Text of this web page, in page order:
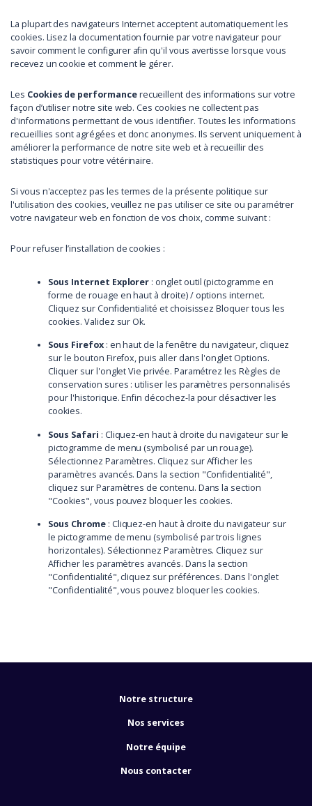
La plupart des navigateurs Internet acceptent automatiquement les
cookies. Lisez la documentation fournie par votre navigateur pour
savoir comment le configurer afin qu'il vous avertisse lorsque vous
recevez un cookie et comment le gérer.
Les Cookies de performancerecueillent des informations sur votre
façon d’utiliser notre site web. Ces cookies ne collectent pas
d'informations permettant de vous identifier. Toutes les informations
recueillies sont agrégées et donc anonymes. Ils servent uniquement à
améliorer la performance de notre site web et à recueillir des
statistiques pour votre vétérinaire.
Si vous n'acceptez pas les termes de la présente politique sur
l'utilisation des cookies, veuillez ne pas utiliser ce site ou paramétrer
votre navigateur web en fonction de vos choix, comme suivant :
Pour refuser l’installation de cookies :
Sous Internet Explorer : onglet outil (pictogramme en
forme de rouage en haut à droite) / options internet.
Cliquez sur Confidentialité et choisissez Bloquer tous les
cookies. Validez sur Ok.
Sous Firefox: en haut de la fenêtre du navigateur, cliquez
sur le bouton Firefox, puis aller dans l'onglet Options.
Cliquer sur l'onglet Vie privée. Paramétrez les Règles de
conservation sures : utiliser les paramètres personnalisés
pour l'historique. Enfin décochez-la pour désactiver les
cookies.
Sous Safari : Cliquez-en haut à droite du navigateur sur le
pictogramme de menu (symbolisé par un rouage).
Sélectionnez Paramètres. Cliquez sur Afficher les
paramètres avancés. Dans la section "Confidentialité",
cliquez sur Paramètres de contenu. Dans la section
"Cookies", vous pouvez bloquer les cookies.
Sous Chrome: Cliquez-en haut à droite du navigateur sur
le pictogramme de menu (symbolisé par trois lignes
horizontales). Sélectionnez Paramètres. Cliquez sur
Afficher les paramètres avancés. Dans la section
"Confidentialité", cliquez sur préférences. Dans l'onglet
"Confidentialité", vous pouvez bloquer les cookies.
Notre structure
Nos services
Notre équipe
Nous contacter